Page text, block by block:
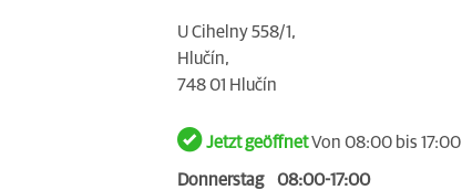
U Cihelny 558/1,
Hlučín,
748 01 Hlučín
Jetzt geöffnetVon 08:00 bis 17:00
Donnerstag
08:00-17:00